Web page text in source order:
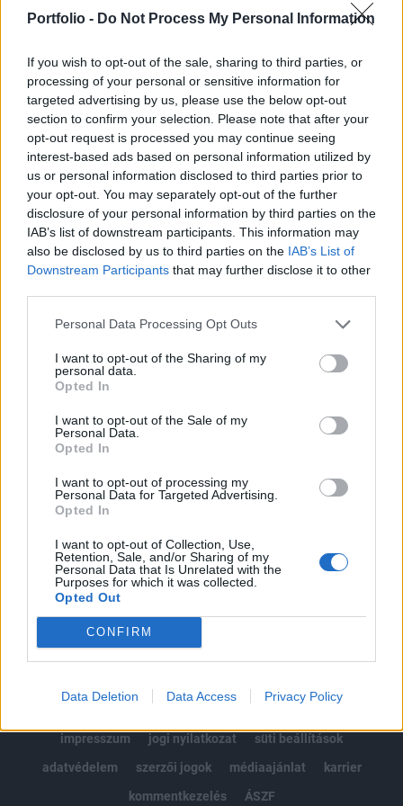
Portfolio - Do Not Process My Personal Information
If you wish to opt-out of the sale, sharing to third parties, or
processing of your personal or sensitive information for
targeted advertising by us, please use the below opt-out
section to confirm your selection. Please note that after your
opt-out request is processed you may continue seeing
interest-based ads based on personal information utilized by
us or personal information disclosed to third parties prior to
your opt-out. You may separately opt-out of the further
disclosure of your personal information by third parties on the
IAB’s list of downstream participants. This information may
also be disclosed by us to third parties on the IAB’s List of
Downstream Participants that may further disclose it to other
Personal Data Processing Opt Outs
I want to opt-out of the Sharing of my
personal data.
Opted In
I want to opt-out of the Sale of my
Personal Data.
Opted In
I want to opt-out of processing my
Personal Data for Targeted Advertising.
Opted In
I want to opt-out of Collection, Use,
Retention, Sale, and/or Sharing of my
Personal Data that Is Unrelated with the
Purposes for which it was collected.
Opted Out
CONFIRM
Data Deletion Data Access Privacy Policy
A 2026-os év első napján is kell üzemanyagár
változásra számítani - írja a holtankoljak.
Az új év árcsökkenéssel kezdődik: a benzin
nagykereskedelmi ára bruttó 3, a gázolaj beszerzési ára
pedig bruttó 4 forinttal csökken csütörtöktől. 2025.12.31-án
az alábbi átlagárakon tankolhatunk: 95-ös benzin: 559
Ft/liter Gázolaj: 571 Ft/liter Fenti árak csökkenhetnek a hét
második felében. Kapcsolódó cikkünk 2025. 12. 30.
Megjött a döntés: így alakul...
KEDVES OLVASÓNK!
tartozik, melynek olvasása előfizetéses
regisztrációhoz kötött.
Az előfizetés a következőket tartalmazza:
Portfolio.hu teljes cikkarchívum
Kötéslisták: BÉT elmúlt 2 év napon belüli
kötéslistái
Előfizetés
MÁR ELŐFIZETŐNK VAGY?BEJELENTKEZÉS
impresszum
jogi nyilatkozat
süti beállítások
adatvédelem
szerzői jogok médiaajánlat
karrier
kommentkezelés
ÁSZF